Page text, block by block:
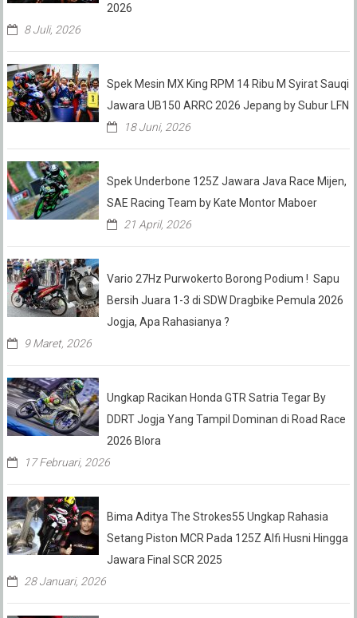
2026
8 Juli, 2026
Spek Mesin MX King RPM 14 Ribu M Syirat Sauqi
Jawara UB150 ARRC 2026 Jepang by Subur LFN
18 Juni, 2026
Spek Underbone 125Z Jawara Java Race Mijen,
SAE Racing Team by Kate Montor Maboer
21 April, 2026
Vario 27Hz Purwokerto Borong Podium ! Sapu
Bersih Juara 1-3 di SDW Dragbike Pemula 2026
Jogja, Apa Rahasianya ?
9 Maret, 2026
Ungkap Racikan Honda GTR Satria Tegar By
DDRT Jogja Yang Tampil Dominan di Road Race
2026 Blora
17 Februari, 2026
Bima Aditya The Strokes55 Ungkap Rahasia
Setang Piston MCR Pada 125Z Alfi Husni Hingga
Jawara Final SCR 2025
28 Januari, 2026